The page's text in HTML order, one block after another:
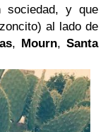
sociedad, y que
al lado de
, Mourn,Santa